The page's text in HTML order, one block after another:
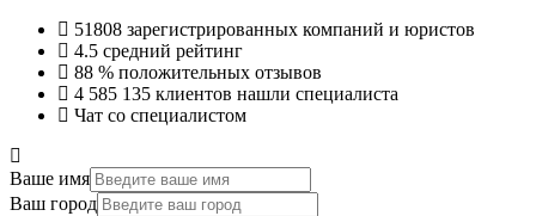
51808 зарегистрированных компаний и юристов
4.5 средний рейтинг
88 % положительных отзывов
4 585 135 клиентов нашли специалиста
Чат со специалистом
Ваше имя
Ваш город